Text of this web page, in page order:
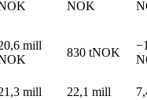
NOK
mill
830 tNOK
mill
22,1 mill